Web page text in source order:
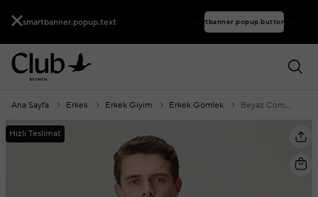
smartbanner.popup.text smartbanner.popup.buttontext
Hızlı Teslimat
Ana Sayfa Erkek Erkek Giyim Erkek Gömlek Beyaz Comfort Fit Keten Gömlek